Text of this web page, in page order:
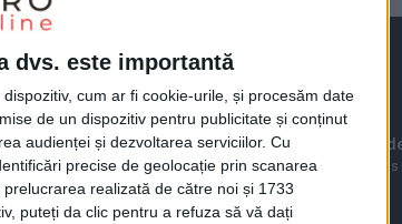
dvs. este importantă
cum ar fi cookie-urile, și procesăm date
de un dispozitiv pentru publicitate și conținut
audienței și dezvoltarea serviciilor. Cu
precise de geolocație prin scanarea
realizată de către noi și 1733
puteți da clic pentru a refuza să vă dați
iar județul
din
capacitate de